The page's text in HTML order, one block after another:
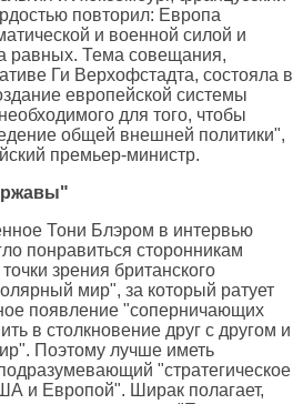
повторил: Европа
и военной силой и
равных. Тема совещания,
Ги Верхофстадта, состояла в
европейской системы
для того, чтобы
общей внешней политики",
премьер-министр.
Тони Блэром в интервью
понравиться сторонникам
зрения британского
мир", за который ратует
появление "соперничающих
в столкновение друг с другом и
Поэтому лучше иметь
"стратегическое
и Европой". Ширак полагает,